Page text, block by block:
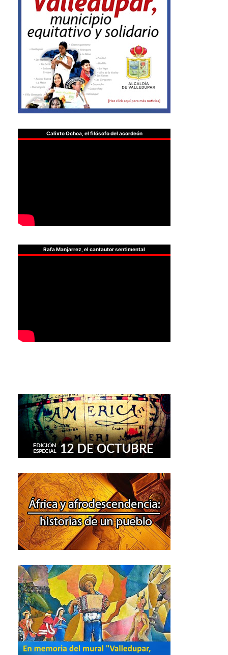
Calixto Ochoa, el filósofo del acordeón
Rafa Manjarrez, el cantautor sentimental